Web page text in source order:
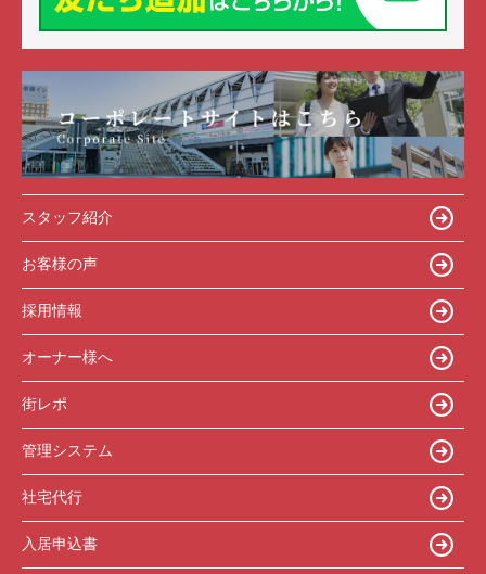
スタッフ紹介
お客様の声
採用情報
オーナー様へ
街レポ
管理システム
社宅代行
入居申込書